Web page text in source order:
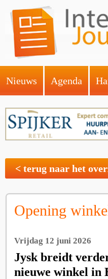
Nieuws Agenda
< terug naar het
Opening
Vrijdag 12 juni 2026
Jysk breidt
nieuwe winkel in